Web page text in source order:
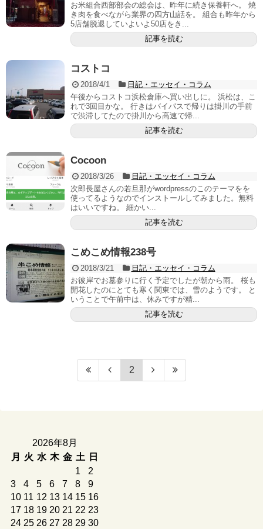
お米組合西部部会の総会は、昨年に続き保養軒へ。 焼
き肉を食べながら業界の四方山話を。 組合も昨年から
5店舗脱退していよいよ50店をき...
記事を読む
コストコ
2018/4/1
日記・エッセイ・コラム
午後からコストコ浜松倉庫へ買い出しに。 浜松は、こ
れで3回目かな。 行きはバイパスで帰りは掛川の手前
で渋滞してたので掛川から高速で帰...
記事を読む
Cocoon
2018/3/26
日記・エッセイ・コラム
次郎長屋さんの若旦那がwordpressのこのテーマをを
使ってるようなのでインストールしてみました。無料
はいいですね。 細かい...
記事を読む
こめこめ情報238号
2018/3/21
日記・エッセイ・コラム
お彼岸でお墓参りに行く予定でしたが朝から雨。 桜も
開花したのにとても寒く関東では、雪のようです。 と
いうことで午前中は、休みですが精...
記事を読む
2
2026年8月
月
火 水 木 金 土
日
1
2
3
4 5 6 7 8
9
10 11 12 13 14 15 16
17 18 19 20 21 22 23
24 25 26 27 28 29 30